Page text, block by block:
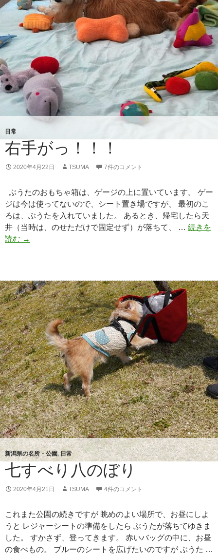
日常
右手がっ！！！
2020年4月22日 TSUMA 7件のコメント
ぶうたのおもちゃ箱は、ゲージの上に置いています。 ゲー
ジは今は使ってないので、シート置き場ですが、 最初のこ
ろは、ぶうたを入れていました。 あるとき、帰宅したら天
井（当時は、のせただけで固定せず）が落ちて、 … 続きを
読む 右
！
！
！
→
新潟県の名所・公園,日常
七すべり八のぼり
2020年4月21日 TSUMA 4件のコメント
これまた公園の続きですが 眺めのよい場所で、お昼にしよ
うと レジャーシートの準備をしたら ぶうたが落ちてゆきま
した。 すかさず、登ってきます。 赤いバッグの中に、お昼
の食べもの。 ブルーのシートを広げたいのですが ぶうた …